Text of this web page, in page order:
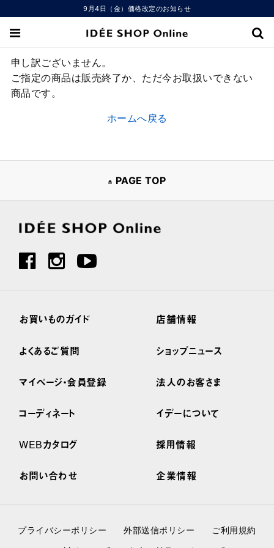
9月4日（金）価格改定のお知らせ
申し訳ございません。
ご指定の商品は販売終了か、ただ今お取扱いできない
商品です。
ホームへ戻る
PAGE TOP
お買いものガイド
よくあるご質問
マイページ・会員登録
コーディネート
WEBカタログ
お問い合わせ
店舗情報
ショップニュース
法人のお客さま
イデーについて
採用情報
企業情報
プライバシーポリシー 外部送信ポリシー
ご利用規約